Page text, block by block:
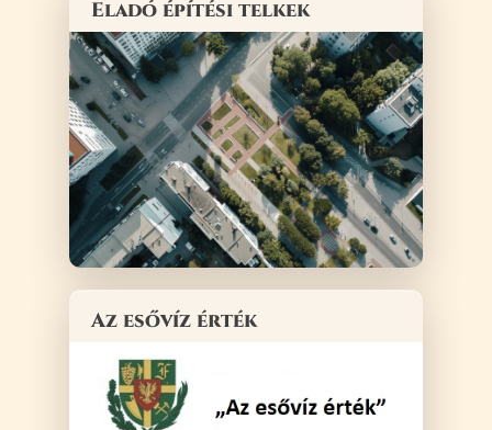
Eladó építési telkek
Az esővíz érték